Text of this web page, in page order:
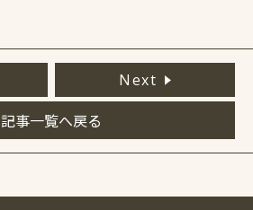
Next
記事一覧へ戻る